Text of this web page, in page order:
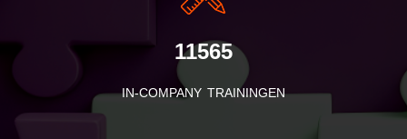
11565
IN-COMPANY TRAININGEN